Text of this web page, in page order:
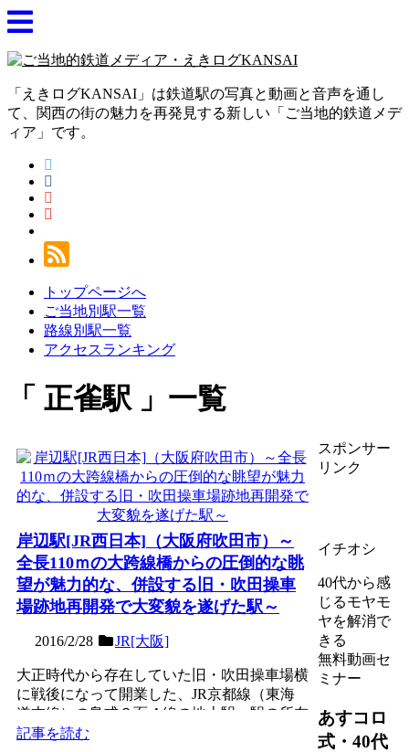
「えきログKANSAI」は鉄道駅の写真と動画と音声を通し
て、関西の街の魅力を再発見する新しい「ご当地的鉄道メデ
ィア」です。
トップページへ
ご当地別駅一覧
路線別駅一覧
アクセスランキング
正雀駅 一覧
岸辺駅[JR西日本]（大阪府吹田市）～
全長110ｍの大跨線橋からの圧倒的な眺
望が魅力的な、併設する旧・吹田操車
場跡地再開発で大変貌を遂げた駅～
2016/2/28 JR[大阪]
大正時代から存在していた旧・吹田操車場横
に戦後になって開業した、JR京都線（東海
道本線）の島式２面４線の地上駅。駅の所在
地は「岸部」だが、駅...
記事を読む
スポンサー
リンク
イチオシ
40代から感
じるモヤモ
ヤを解消で
きる
無料動画セ
ミナー
あすコロ
式・40代